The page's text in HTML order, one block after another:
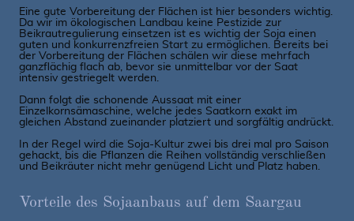
Eine gute Vorbereitung der Flächen ist hier besonders wichtig.
Da wir im ökologischen Landbau keine Pestizide zur
Beikrautregulierung einsetzen ist es wichtig der Soja einen
guten und konkurrenzfreien Start zu ermöglichen. Bereits bei
der Vorbereitung der Flächen schälen wir diese mehrfach
ganzflächig flach ab, bevor sie unmittelbar vor der Saat
intensiv gestriegelt werden.
Dann folgt die schonende Aussaat mit einer
Einzelkornsämaschine, welche jedes Saatkorn exakt im
gleichen Abstand zueinander platziert und sorgfältig andrückt.
In der Regel wird die Soja-Kultur zwei bis drei mal pro Saison
gehackt, bis die Pflanzen die Reihen vollständig verschließen
und Beikräuter nicht mehr genügend Licht und Platz haben.
Vorteile des Sojaanbaus auf dem Saargau